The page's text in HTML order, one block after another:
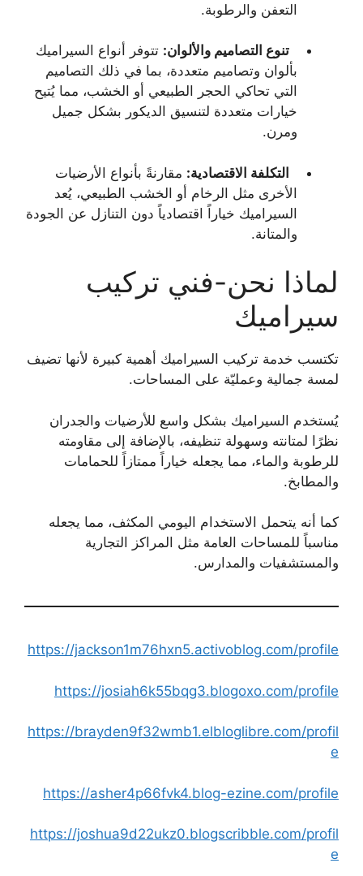
التعفن والرطوبة.
تنوع التصاميم والألوان: تتوفر أنواع السيراميك
بألوان وتصاميم متعددة، بما في ذلك التصاميم
التي تحاكي الحجر الطبيعي أو الخشب، مما يُتيح
خيارات متعددة لتنسيق الديكور بشكل جميل
ومرن.
التكلفة الاقتصادية: مقارنةً بأنواع الأرضيات
الأخرى مثل الرخام أو الخشب الطبيعي، يُعد
السيراميك خياراً اقتصادياً دون التنازل عن الجودة
والمتانة.
لماذا نحن-فني تركيب
سيراميك
تكتسب خدمة تركيب السيراميك أهمية كبيرة لأنها تضيف
لمسة جمالية وعمليّة على المساحات.
يُستخدم السيراميك بشكل واسع للأرضيات والجدران
نظرًا لمتانته وسهولة تنظيفه، بالإضافة إلى مقاومته
للرطوبة والماء، مما يجعله خياراً ممتازاً للحمامات
والمطابخ.
كما أنه يتحمل الاستخدام اليومي المكثف، مما يجعله
مناسباً للمساحات العامة مثل المراكز التجارية
والمستشفيات والمدارس.
https://jackson1m76hxn5.activoblog.com/profile
https://josiah6k55bqg3.blogoxo.com/profile
https://brayden9f32wmb1.elbloglibre.com/profil
e
https://asher4p66fvk4.blog-ezine.com/profile
https://joshua9d22ukz0.blogscribble.com/profil
e